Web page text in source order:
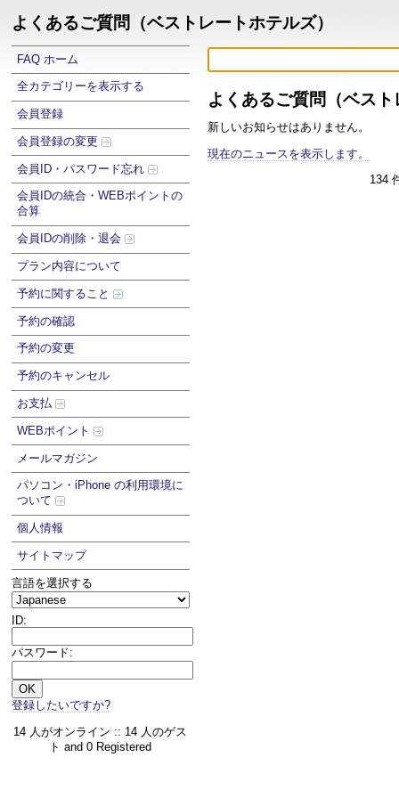
よくあるご質問（ベストレートホテルズ）
FAQ ホーム
全カテゴリーを表示する
会員登録
会員登録の変更
会員ID・パスワード忘れ
会員IDの統合・WEBポイントの
合算
会員IDの削除・退会
プラン内容について
予約に関すること
予約の確認
予約の変更
予約のキャンセル
お支払
WEBポイント
メールマガジン
パソコン・iPhone の利用環境に
ついて
個人情報
サイトマップ
言語を選択する
ID:
パスワード:
登録したいですか?
14 人がオンライン :: 14 人のゲス
ト and 0 Registered
よくあるご質問（ベス
新しいお知らせはありません。
現在のニュースを表示します。
134